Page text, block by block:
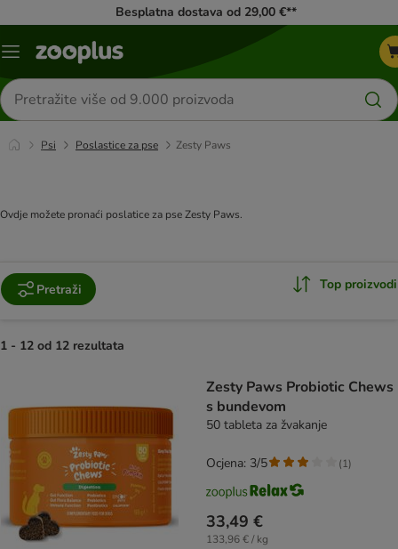
Besplatna dostava od 29,00 €**
Izbornik
Traži
proizvode
Psi Poslastice za pse Zesty Paws
Ovdje možete pronaći poslatice za pse Zesty Paws.
Pretraži Top proizvodi
1 - 12 od 12 rezultata
Zesty Paws Probiotic Chews
s bundevom
50 tableta za žvakanje
33,49 €
133,96 € / kg
Ocjena: 3/5 (1)